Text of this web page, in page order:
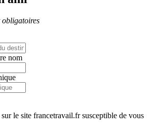
obligatoires
nom
le site francetravail.fr susceptible de vous